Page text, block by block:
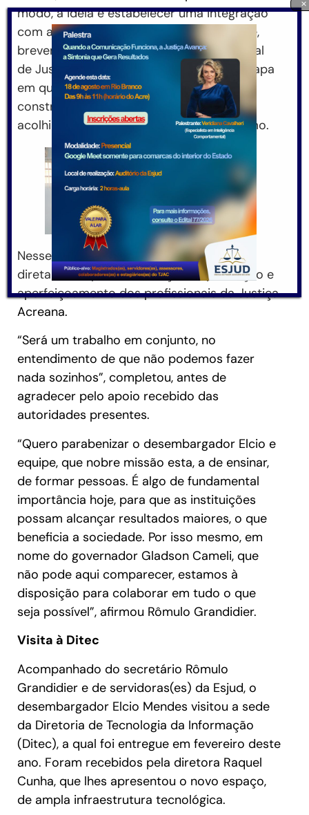
modo, a ideia é estabelecer uma integração
com as demais instituições. Anunciou que,
brevemente, o Órgão de Ensino do Tribunal
de Justiça do Acre (TJAC) iniciará uma etapa
em que será, mais do que reformado,
construído sob uma perspectiva de
acolhimento, valorização e profissionalismo.
Nesse sentido, a estruturação contribuirá
diretamente para a formação, capacitação e
aperfeiçoamento dos profissionais da Justiça
Acreana.
“Será um trabalho em conjunto, no
entendimento de que não podemos fazer
nada sozinhos”, completou, antes de
agradecer pelo apoio recebido das
autoridades presentes.
“Quero parabenizar o desembargador Elcio e
equipe, que nobre missão esta, a de ensinar,
de formar pessoas. É algo de fundamental
importância hoje, para que as instituições
possam alcançar resultados maiores, o que
beneficia a sociedade. Por isso mesmo, em
nome do governador Gladson Cameli, que
não pode aqui comparecer, estamos à
disposição para colaborar em tudo o que
seja possível”, afirmou Rômulo Grandidier.
Visita à Ditec
Acompanhado do secretário Rômulo
Grandidier e de servidoras(es) da Esjud, o
desembargador Elcio Mendes visitou a sede
da Diretoria de Tecnologia da Informação
(Ditec), a qual foi entregue em fevereiro deste
ano. Foram recebidos pela diretora Raquel
Cunha, que lhes apresentou o novo espaço,
de ampla infraestrutura tecnológica.
×